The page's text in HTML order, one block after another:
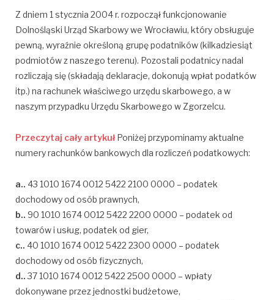
Z dniem 1 stycznia 2004 r. rozpoczął funkcjonowanie
Dolnośląski Urząd Skarbowy we Wrocławiu, który obsługuje
pewną, wyraźnie określoną grupę podatników (kilkadziesiąt
podmiotów z naszego terenu). Pozostali podatnicy nadal
rozliczają się (składają deklaracje, dokonują wpłat podatków
itp.) na rachunek właściwego urzędu skarbowego, a w
naszym przypadku Urzędu Skarbowego w Zgorzelcu.
Przeczytaj cały artykuł Poniżej przypominamy aktualne
numery rachunków bankowych dla rozliczeń podatkowych:
a.. 43 1010 1674 0012 5422 2100 0000 – podatek
dochodowy od osób prawnych,
b.. 90 1010 1674 0012 5422 2200 0000 – podatek od
towarów i usług, podatek od gier,
c.. 40 1010 1674 0012 5422 2300 0000 – podatek
dochodowy od osób fizycznych,
d..37 1010 1674 0012 5422 2500 0000 – wpłaty
dokonywane przez jednostki budżetowe,